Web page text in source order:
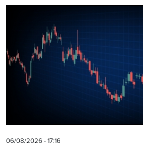
06/08/2026 - 17:16